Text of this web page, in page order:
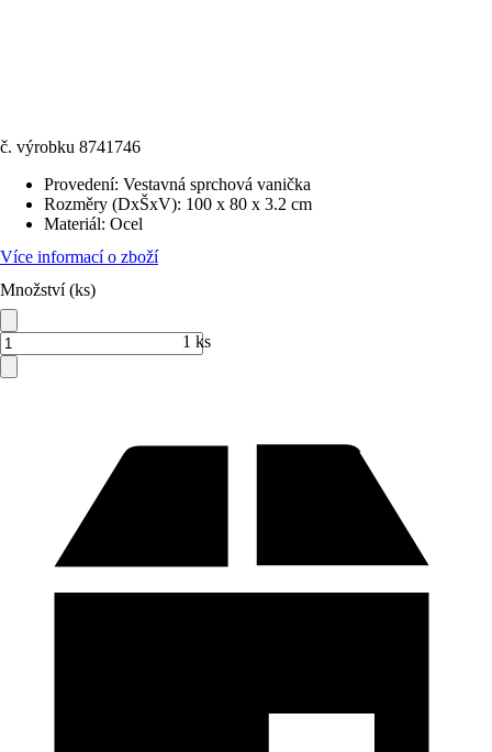
č. výrobku 8741746
Provedení: Vestavná sprchová vanička
Rozměry (DxŠxV): 100 x 80 x 3.2 cm
Materiál: Ocel
Více informací o zboží
Množství (ks)
1 ks